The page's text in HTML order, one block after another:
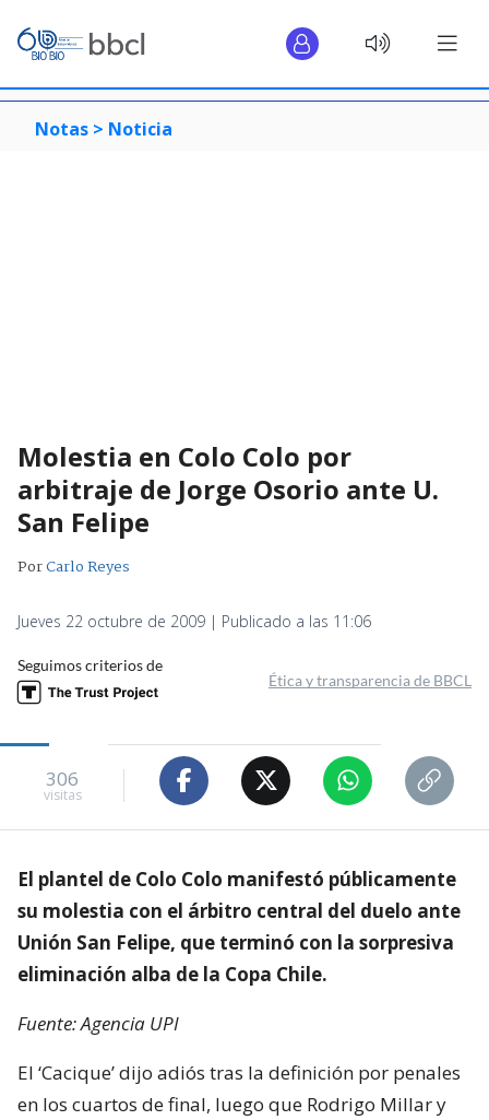
Notas > Noticia
Molestia en Colo Colo por
arbitraje de Jorge Osorio ante U.
San Felipe
PorCarlo Reyes
Jueves 22 octubre de 2009 | Publicado a las 11:06
Seguimos criterios de
Ética y transparencia de BBCL
306
visitas
El plantel de Colo Colo manifestó públicamente
su molestia con el árbitro central del duelo ante
Unión San Felipe, que terminó con la sorpresiva
eliminación alba de la Copa Chile.
Fuente: Agencia UPI
El ‘Cacique’ dijo adiós tras la definición por penales
en los cuartos de final, luego que Rodrigo Millar y